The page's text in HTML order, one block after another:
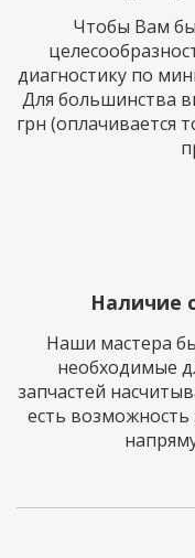
Чтобы Вам
диагностику по
Для большинства
грн (оплачивается
Наличие
Наши мастера
необходимые
запчастей
есть возможность